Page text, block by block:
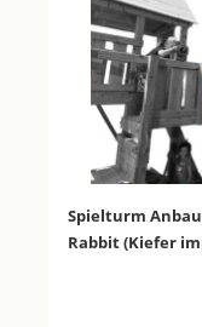
Spielturm
Rabbit (Kiefer